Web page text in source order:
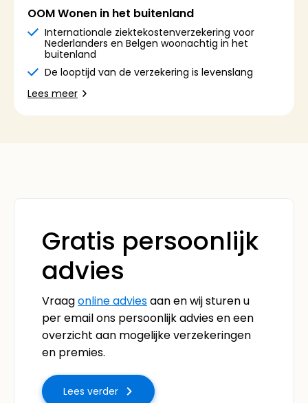
OOM Wonen in het buitenland
Internationale ziektekostenverzekering voor
Nederlanders en Belgen woonachtig in het
buitenland
De looptijd van de verzekering is levenslang
Lees meer
Gratis persoonlijk
advies
Vraagonline adviesaan en wij sturen u
per email ons persoonlijk advies en een
overzicht aan mogelijke verzekeringen
en premies.
Lees verder